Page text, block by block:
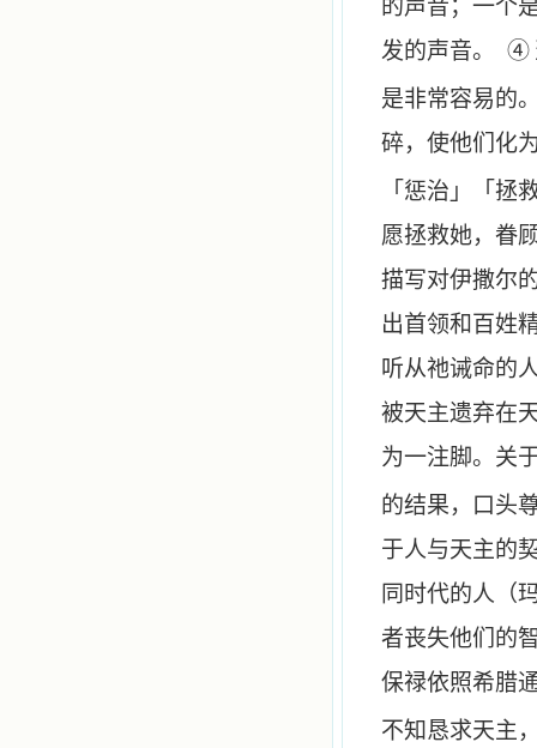
的声音；一个
发的声音。
④
是非常容易的
碎，使他们化
「惩治」「拯
愿拯救她，眷
描写对伊撒尔
出首领和百姓
听从祂诫命的
被天主遗弃在
为一注脚。关
的结果，口头
于人与天主的
同时代的人（
者丧失他们的
保禄依照希腊
不知恳求天主